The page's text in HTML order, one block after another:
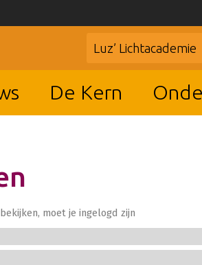
Luz’ Lichtacademie
De Kern
moet je ingelogd zijn